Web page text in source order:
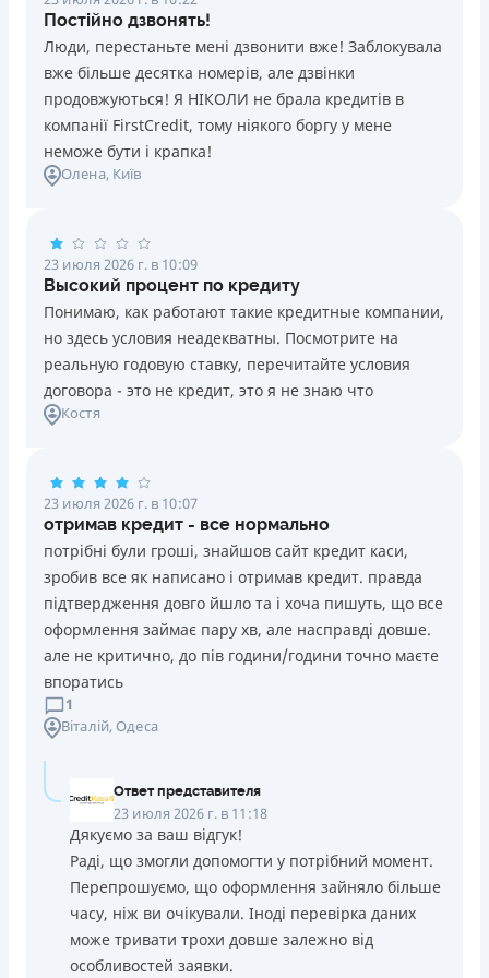
Постійно дзвонять!
Люди, перестаньте мені дзвонити вже! Заблокувала
вже більше десятка номерів, але дзвінки
продовжуються! Я НІКОЛИ не брала кредитів в
компанії FirstCredit, тому ніякого боргу у мене
неможе бути і крапка!
Олена, Київ
23 июля 2026 г. в 10:09
Высокий процент по кредиту
Понимаю, как работают такие кредитные компании,
но здесь условия неадекватны. Посмотрите на
реальную годовую ставку, перечитайте условия
договора - это не кредит, это я не знаю что
Костя
23 июля 2026 г. в 10:07
отримав кредит - все нормально
потрібні були гроші, знайшов сайт кредит каси,
зробив все як написано і отримав кредит. правда
підтвердження довго йшло та і хоча пишуть, що все
оформлення займає пару хв, але насправді довше.
але не критично, до пів години/години точно маєте
впоратись
1
Віталій, Одеса
Ответ представителя
23 июля 2026 г. в 11:18
Дякуємо за ваш відгук!
Раді, що змогли допомогти у потрібний момент.
Перепрошуємо, що оформлення зайняло більше
часу, ніж ви очікували. Іноді перевірка даних
може тривати трохи довше залежно від
особливостей заявки.